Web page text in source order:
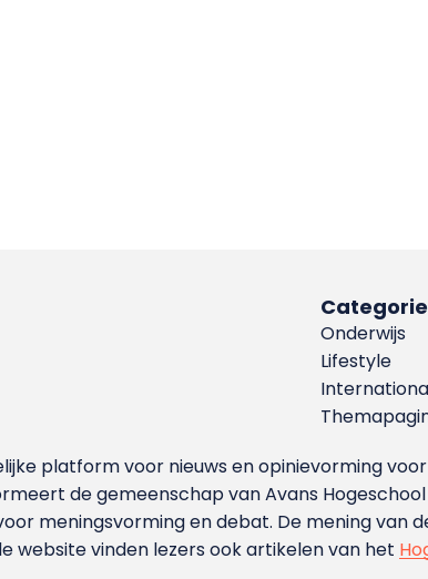
Onderwijs
Lifestyle
platform voor nieuws en opinievorming
de gemeenschap van Avans
meningsvorming en debat. De mening van
website vinden lezers ook artikelen van het